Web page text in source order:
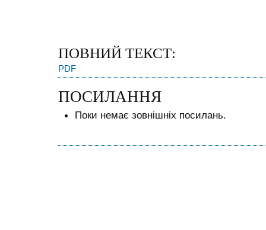
ПОВНИЙ ТЕКСТ:
PDF
ПОСИЛАННЯ
Поки немає зовнішніх посилань.